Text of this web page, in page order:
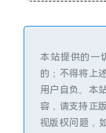
本站提供的一
的；不得将上
用户自负。本
容，请支持正
视版权问题，